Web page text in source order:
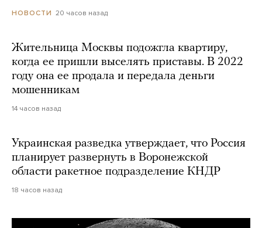
НОВОСТИ 20 часов назад
Жительница Москвы подожгла квартиру,
когда ее пришли выселять приставы. В 2022
году она ее продала и передала деньги
мошенникам
14 часов назад
Украинская разведка утверждает, что Россия
планирует развернуть в Воронежской
области ракетное подразделение КНДР
18 часов назад